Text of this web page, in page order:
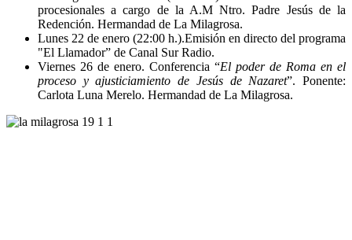
procesionales a cargo de la A.M Ntro. Padre Jesús de la
Redención. Hermandad de La Milagrosa.
Lunes 22 de enero (22:00 h.).Emisión en directo del programa
"El Llamador” de Canal Sur Radio.
Viernes 26 de enero. Conferencia “El poder de Roma en el
proceso y ajusticiamiento de Jesús de Nazaret”. Ponente:
Carlota Luna Merelo. Hermandad de La Milagrosa.